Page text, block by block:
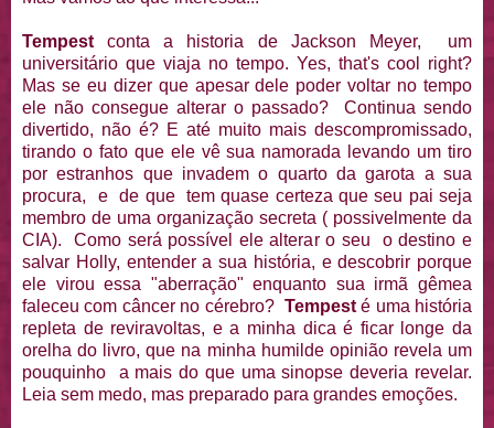
Tempest conta a historia de Jackson Meyer, um
universitário que viaja no tempo. Yes, that's cool right?
Mas se eu dizer que apesar dele poder voltar no tempo
ele não consegue alterar o passado? Continua sendo
divertido, não é? E até muito mais descompromissado,
tirando o fato que ele vê sua namorada levando um tiro
por estranhos que invadem o quarto da garota a sua
procura, e de que tem quase certeza que seu pai seja
membro de uma organização secreta ( possivelmente da
CIA). Como será possível ele alterar o seu o destino e
salvar Holly, entender a sua história, e descobrir porque
ele virou essa "aberração" enquanto sua irmã gêmea
faleceu com câncer no cérebro? Tempesté uma história
repleta de reviravoltas, e a minha dica é ficar longe da
orelha do livro, que na minha humilde opinião revela um
pouquinho a mais do que uma sinopse deveria revelar.
Leia sem medo, mas preparado para grandes emoções.